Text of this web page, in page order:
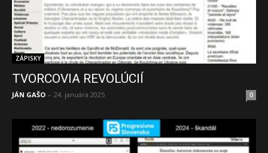
ZÁPISKY
TVORCOVIA REVOLÚCIÍ
JÁN GAŠO - 24. januára 2025 0